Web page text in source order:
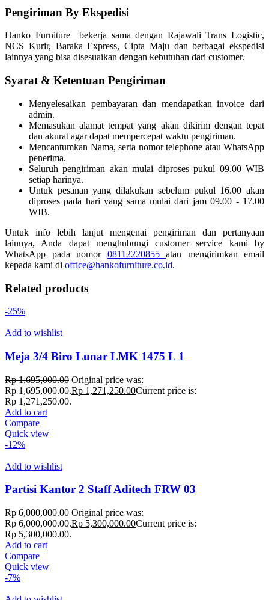
Pengiriman By Ekspedisi
Hanko Furniture bekerja sama dengan Rajawali Trans Logistic,
NCS Kurir, Baraka Express, Cipta Maju dan berbagai ekspedisi
lainnya yang bisa disesuaikan dengan kebutuhan dari customer.
Syarat & Ketentuan Pengiriman
Menyelesaikan pembayaran dan mendapatkan invoice dari
admin.
Memasukan alamat tempat yang akan dikirim dengan tepat
dan akurat agar dapat mempercepat waktu pengiriman.
Mencantumkan Nama, serta nomor telephone atau WhatsApp
penerima.
Seluruh pengiriman akan mulai diproses pukul 09.00 WIB
setiap harinya.
Untuk pesanan yang dilakukan sebelum pukul 16.00 akan
diproses pada hari yang sama mulai dari jam 09.00 - 17.00
WIB.
Untuk info lebih lanjut mengenai pengiriman dan pertanyaan
lainnya, Anda dapat menghubungi customer service kami by
WhatsApp pada nomor 08112220855 atau mengirimkan email
kepada kami di office@hankofurniture.co.id.
Related products
-25%
Add to wishlist
Meja 3/4 Biro Lunar LMK 1475 L 1
Rp1,695,000.00 Original price was:
Rp 1,695,000.00.Rp 1,271,250.00Current price is:
Rp 1,271,250.00.
Add to cart
Compare
Quick view
-12%
Add to wishlist
Partisi Kantor 2 Staff Aditech FRW 03
Rp6,000,000.00 Original price was:
Rp 6,000,000.00.Rp 5,300,000.00Current price is:
Rp 5,300,000.00.
Add to cart
Compare
Quick view
-7%